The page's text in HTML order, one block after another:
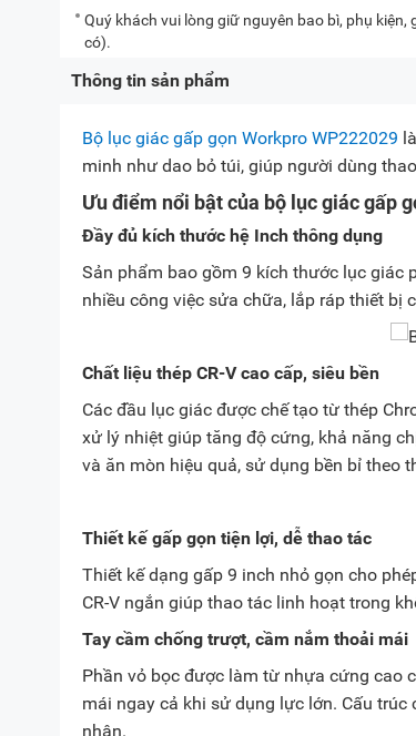
Quý khách vui lòng giữ nguyên bao bì, phụ kiện,
có).
Thông tin sản phẩm
Bộ lục giác gấp gọn Workpro WP222029
minh như dao bỏ túi, giúp người dùng
Ưu điểm nổi bật của bộ lục giác gấp
Đầy đủ kích thước hệ Inch thông dụng
Sản phẩm bao gồm 9 kích thước lục giác
nhiều công việc sửa chữa, lắp ráp thiết bị
Chất liệu thép CR-V cao cấp, siêu bền
Các đầu lục giác được chế tạo từ thép
xử lý nhiệt giúp tăng độ cứng, khả năng
và ăn mòn hiệu quả, sử dụng bền bỉ theo
Thiết kế gấp gọn tiện lợi, dễ thao tác
Thiết kế dạng gấp 9 inch nhỏ gọn cho
CR-V ngắn giúp thao tác linh hoạt trong
Tay cầm chống trượt, cầm nắm thoải mái
Phần vỏ bọc được làm từ nhựa cứng cao
mái ngay cả khi sử dụng lực lớn. Cấu
nhân.